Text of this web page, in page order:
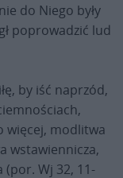
do Niego były
poprowadzić lud
by iść naprzód,
więcej, modlitwa
wstawiennicza,
(por. Wj 32, 11-